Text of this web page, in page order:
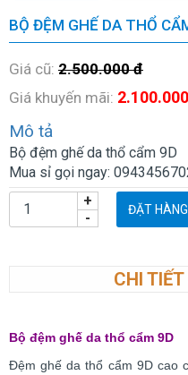
BỘ ĐỆM GHẾ DA THỔ
Giá cũ: 2.500.000 đ
Giá khuyến mãi:
Mô tả
Bộ đệm ghế da thổ cẩm 9D
Mua sỉ gọi ngay:
-
+ ĐẶT HÀNG
CHI
Bộ đệm ghế da thổ cẩm 9D
Đệm ghế da thổ cẩm 9D cao